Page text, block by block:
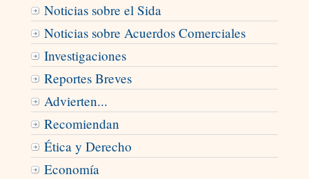
Noticias sobre el Sida
Noticias sobre Acuerdos Comerciales
Investigaciones
Reportes Breves
Advierten...
Recomiendan
Ética y Derecho
Economía